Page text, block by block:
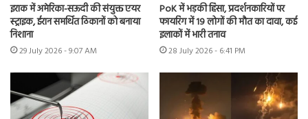
इराक में अमेरिका-सऊदी की संयुक्त एयर
स्ट्राइक, ईरान समर्थित ठिकानों को बनाया
निशाना
29 July 2026 - 9:07 AM
PoK में भड़की हिंसा, प्रदर्शनकारियों पर
फायरिंग में 19 लोगों की मौत का दावा, कई
इलाकों में भारी तनाव
28 July 2026 - 6:41 PM